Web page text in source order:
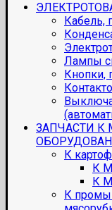
Кабель,
Лампы
Кнопки,
ЗАПЧАСТИ К
К
К
К
К